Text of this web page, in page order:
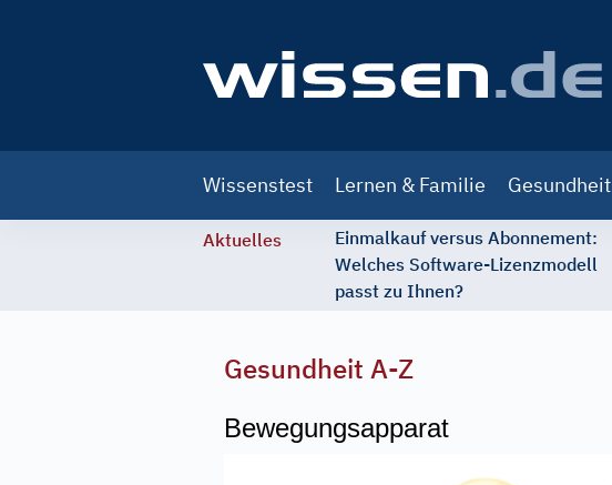
navigation
Wissenstest Lernen & Familie Gesundheit
Aktuelles
Einmalkauf versus Abonnement:
Welches Software-Lizenzmodell
passt zu Ihnen?
Gesundheit A-Z
Bewegungsapparat